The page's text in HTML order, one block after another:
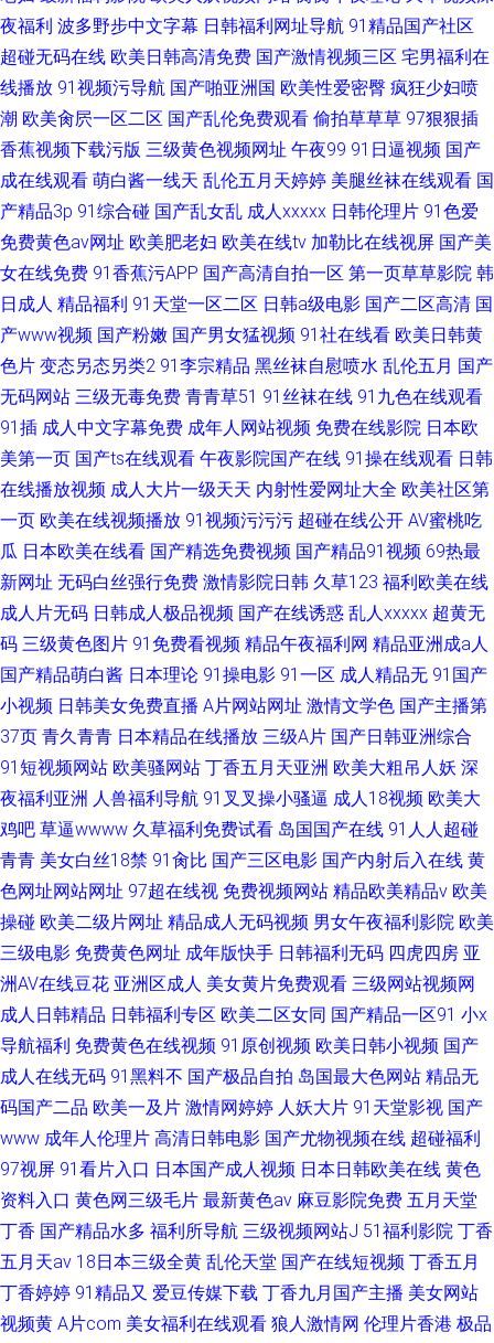
夜福利 波多野步中文字幕 日韩福利网址导航 91精品国产社区
超碰无码在线 欧美日韩高清免费 国产激情视频三区 宅男福利在
线播放 91视频污导航 国产啪亚洲国 欧美性爱密臀 疯狂少妇喷
潮 欧美肏屄一区二区 国产乱伦免费观看 偷拍草草草 97狠狠插
香蕉视频下载污版 三级黄色视频网址 午夜99 91日逼视频 国产
成在线观看 萌白酱一线天 乱伦五月天婷婷 美腿丝袜在线观看 国
产精品3p 91综合碰 国产乱女乱 成人xxxxx 日韩伦理片 91色爱
免费黄色av网址 欧美肥老妇 欧美在线tv 加勒比在线视屏 国产美
女在线免费 91香蕉污APP 国产高清自拍一区 第一页草草影院 韩
日成人 精品福利 91天堂一区二区 日韩a级电影 国产二区高清 国
产www视频 国产粉嫩 国产男女猛视频 91社在线看 欧美日韩黄
色片 变态另态另类2 91李宗精品 黑丝袜自慰喷水 乱伦五月 国产
无码网站 三级无毒免费 青青草51 91丝袜在线 91九色在线观看
91插 成人中文字幕免费 成年人网站视频 免费在线影院 日本欧
美第一页 国产ts在线观看 午夜影院国产在线 91操在线观看 日韩
在线播放视频 成人大片一级天天 内射性爱网址大全 欧美社区第
一页 欧美在线视频播放 91视频污污污 超碰在线公开 AV蜜桃吃
瓜 日本欧美在线看 国产精选免费视频 国产精品91视频 69热最
新网址 无码白丝强行免费 激情影院日韩 久草123 福利欧美在线
成人片无码 日韩成人极品视频 国产在线诱惑 乱人xxxxx 超黄无
码 三级黄色图片 91免费看视频 精品午夜福利网 精品亚洲成a人
国产精品萌白酱 日本理论 91操电影 91一区 成人精品无 91国产
小视频 日韩美女免费直播 A片网站网址 激情文学色 国产主播第
37页 青久青青 日本精品在线播放 三级A片 国产日韩亚洲综合
91短视频网站 欧美骚网站 丁香五月天亚洲 欧美大粗吊人妖 深
夜福利亚洲 人兽福利导航 91叉叉操小骚逼 成人18视频 欧美大
鸡吧 草逼wwww 久草福利免费试看 岛国国产在线 91人人超碰
青青 美女白丝18禁 91肏比 国产三区电影 国产内射后入在线 黄
色网址网站网址 97超在线视 免费视频网站 精品欧美精品v 欧美
操碰 欧美二级片网址 精品成人无码视频 男女午夜福利影院 欧美
三级电影 免费黄色网址 成年版快手 日韩福利无码 四虎四房 亚
洲AV在线豆花 亚洲区成人 美女黄片免费观看 三级网站视频网
成人日韩精品 日韩福利专区 欧美二区女同 国产精品一区91 小x
导航福利 免费黄色在线视频 91原创视频 欧美日韩小视频 国产
成人在线无码 91黑料不 国产极品自拍 岛国最大色网站 精品无
码国产二品 欧美一及片 激情网婷婷 人妖大片 91天堂影视 国产
www 成年人伦理片 高清日韩电影 国产尤物视频在线 超碰福利
97视屏 91看片入口 日本国产成人视频 日本日韩欧美在线 黄色
资料入口 黄色网三级毛片 最新黄色av 麻豆影院免费 五月天堂
丁香 国产精品水多 福利所导航 三级视频网站J 51福利影院 丁香
五月天av 18日本三级全黄 乱伦天堂 国产在线短视频 丁香五月
丁香婷婷 91精品又 爱豆传媒下载 丁香九月国产主播 美女网站
视频黄 A片com 美女福利在线观看 狼人激情网 伦理片香港 极品